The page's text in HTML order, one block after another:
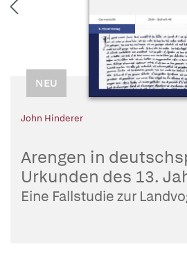
NEU
John Hinderer
Arengen in
Urkunden des 13.
Eine Fallstudie zur